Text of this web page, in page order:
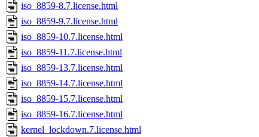
iso_8859-8.7.license.html
iso_8859-9.7.license.html
iso_8859-10.7.license.html
iso_8859-11.7.license.html
iso_8859-13.7.license.html
iso_8859-14.7.license.html
iso_8859-15.7.license.html
iso_8859-16.7.license.html
kernel_lockdown.7.license.html